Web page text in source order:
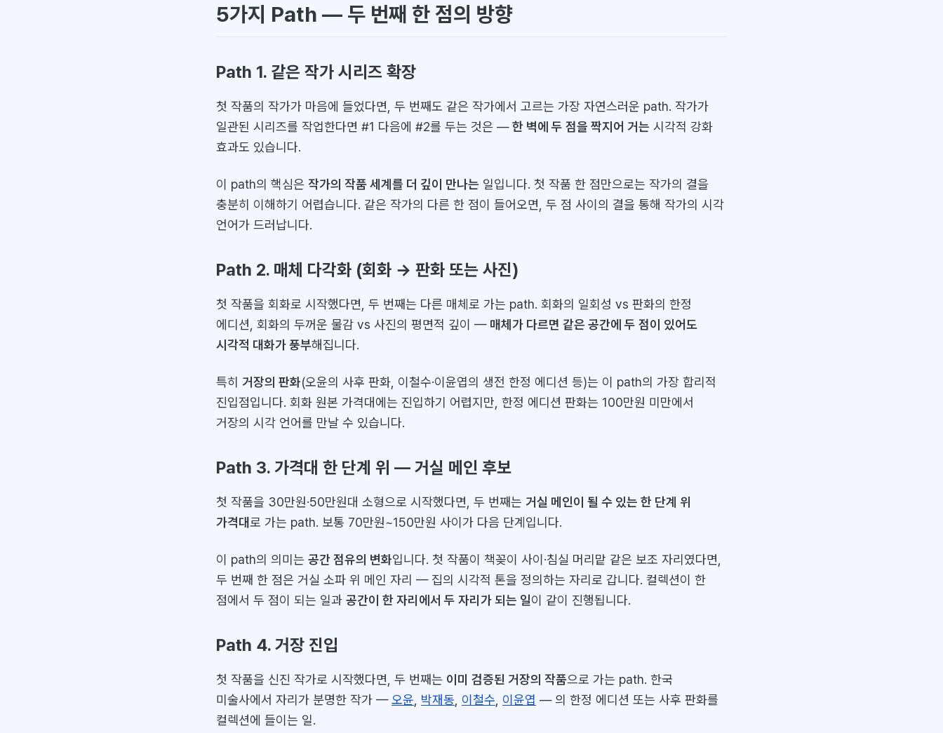
5가지 Path — 두 번째 한 점의 방향
Path 1. 같은 작가 시리즈 확장
첫 작품의 작가가 마음에 들었다면, 두 번째도 같은 작가에서 고르는 가장 자연스러운 path. 작가가
일관된 시리즈를 작업한다면 #1 다음에 #2를 두는 것은 —한 벽에 두 점을 짝지어 거는 시각적 강화
효과도 있습니다.
이 path의 핵심은 작가의 작품 세계를 더 깊이 만나는 일입니다. 첫 작품 한 점만으로는 작가의 결을
충분히 이해하기 어렵습니다. 같은 작가의 다른 한 점이 들어오면, 두 점 사이의 결을 통해 작가의 시각
언어가 드러납니다.
Path 2. 매체 다각화 (회화 → 판화 또는 사진)
첫 작품을 회화로 시작했다면, 두 번째는 다른 매체로 가는 path. 회화의 일회성 vs 판화의 한정
에디션, 회화의 두꺼운 물감 vs 사진의 평면적 깊이 — 매체가 다르면 같은 공간에 두 점이 있어도
시각적 대화가 풍부해집니다.
특히 거장의 판화(오윤의 사후 판화, 이철수·이윤엽의 생전 한정 에디션 등)는 이 path의 가장 합리적
진입점입니다. 회화 원본 가격대에는 진입하기 어렵지만, 한정 에디션 판화는 100만원 미만에서
거장의 시각 언어를 만날 수 있습니다.
Path 3. 가격대 한 단계 위 — 거실 메인 후보
첫 작품을 30만원·50만원대 소형으로 시작했다면, 두 번째는 거실 메인이 될 수 있는 한 단계 위
가격대로 가는 path. 보통 70만원~150만원 사이가 다음 단계입니다.
이 path의 의미는 공간 점유의 변화입니다. 첫 작품이 책꽂이 사이·침실 머리맡 같은 보조 자리였다면,
두 번째 한 점은 거실 소파 위 메인 자리 — 집의 시각적 톤을 정의하는 자리로 갑니다. 컬렉션이 한
점에서 두 점이 되는 일과 공간이 한 자리에서 두 자리가 되는 일이 같이 진행됩니다.
Path 4. 거장 진입
첫 작품을 신진 작가로 시작했다면, 두 번째는 이미 검증된 거장의 작품으로 가는 path. 한국
미술사에서 자리가 분명한 작가 —오윤 박재동 이철수 이윤엽 — 의 한정 에디션 또는 사후 판화를
컬렉션에 들이는 일.